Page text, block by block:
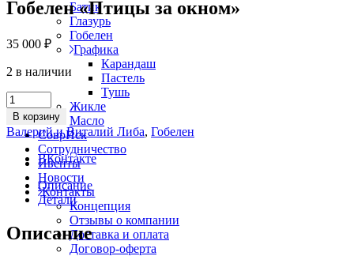
Батик
Глазурь
Гобелен
Графика
Карандаш
Пастель
Тушь
Жикле
Масло
СоврИск
Сотрудничество
Ивенты
Новости
Контакты
Концепция
Отзывы о компании
Доставка и оплата
Договор-оферта
Гобелен «Птицы за окном»
35 000 ₽
2 в наличии
Гобелен
«Птицы
за
окном»
quantity
В корзину
Валерий и Виталий Либа, Гобелен
ВКонтакте
Описание
Детали
Описание